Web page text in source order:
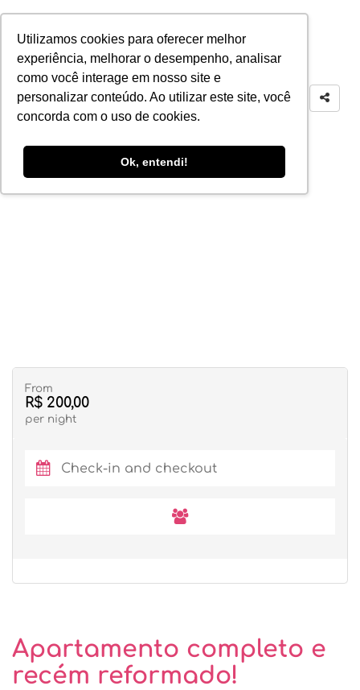
Utilizamos cookies para oferecer melhor
experiência, melhorar o desempenho, analisar
como você interage em nosso site e
personalizar conteúdo. Ao utilizar este site, você
concorda com o uso de cookies.
Ok, entendi!
Apartamento completo e
recém reformado!
From
R$ 200,00
per night